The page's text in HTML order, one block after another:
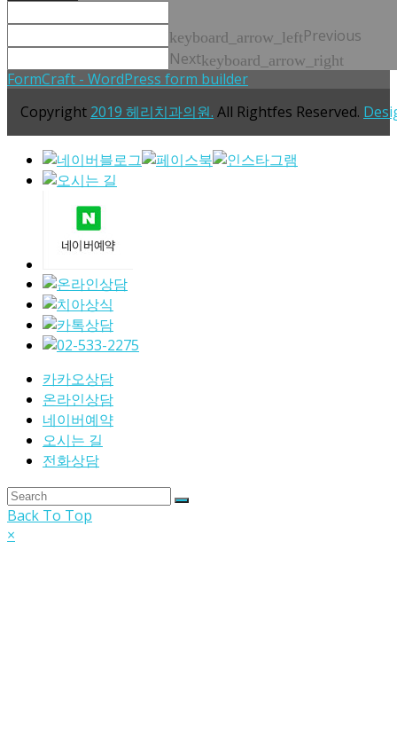
keyboard_arrow_leftPrevious
Nextkeyboard_arrow_right
FormCraft - WordPress form builder
Copyright 2019 헤리치과의원. All Rightfes Reserved.
카카오상담
온라인상담
네이버예약
오시는 길
전화상담
Back To Top
×